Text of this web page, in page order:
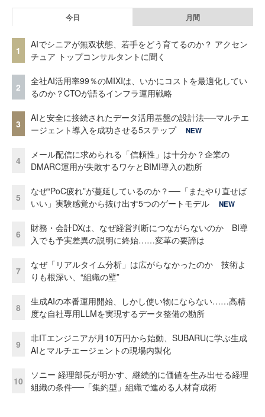
今日 月間
1
AIでシニアが無双状態、若手をどう育てるのか？ アクセン
チュア トップコンサルタントに聞く
2
全社AI活用率99％のMIXIは、いかにコストを最適化してい
るのか？CTOが語るインフラ運用戦略
3
AIと安全に接続されたデータ活用基盤の設計法──マルチエ
ージェント導入を成功させる5ステップ
NEW
4
メール配信に求められる「信頼性」は十分か？企業の
DMARC運用が失敗するワケとBIMI導入の勘所
5
なぜ“PoC疲れ”が蔓延しているのか？──「またやり直せば
いい」実験感覚から抜け出す5つのゲートモデル
NEW
6
財務・会計DXは、なぜ経営判断につながらないのか BI導
入でも予実差異の説明に終始……変革の要諦は
7
なぜ「リアルタイム分析」は広がらなかったのか 技術よ
りも根深い、“組織の壁”
8
生成AIの本番運用開始、しかし使い物にならない……高精
度な自社専用LLMを実現するデータ整備の勘所
9
非ITエンジニアが月10万円から始動、SUBARUに学ぶ生成
AIとマルチエージェントの現場内製化
10
ソニー 経理部長が明かす、継続的に価値を生み出せる経理
組織の条件──「集約型」組織で進める人材育成術